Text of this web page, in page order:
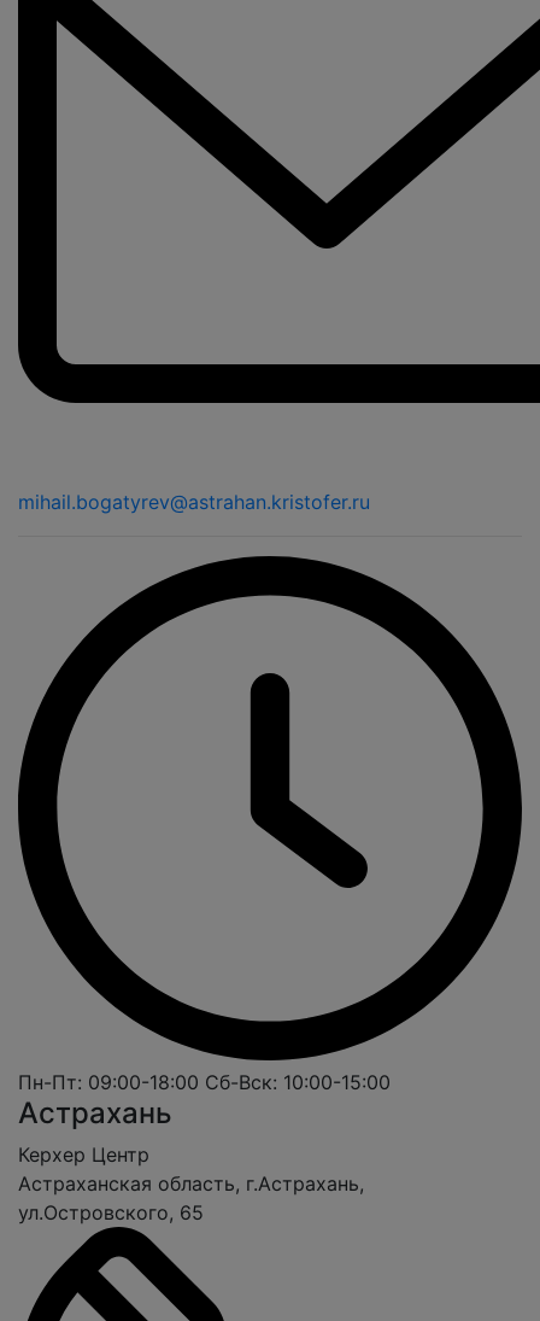
mihail.bogatyrev@astrahan.kristofer.ru
Пн-Пт: 09:00-18:00 Сб-Вск: 10:00-15:00
Астрахань
Керхер Центр
Астраханская область, г.Астрахань,
ул.Островского, 65